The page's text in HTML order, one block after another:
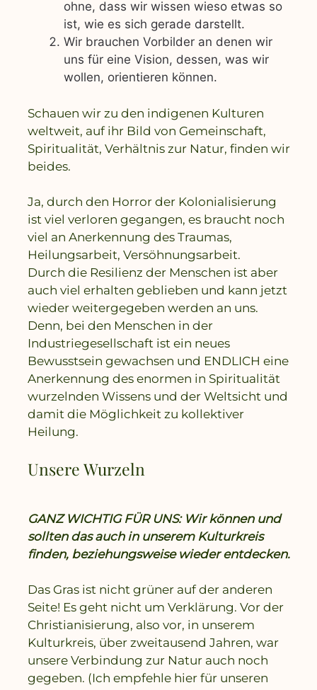
ohne, dass wir wissen wieso etwas so
ist, wie es sich gerade darstellt.
Wir brauchen Vorbilder an denen wir
uns für eine Vision, dessen, was wir
wollen, orientieren können.
Schauen wir zu den indigenen Kulturen
weltweit, auf ihr Bild von Gemeinschaft,
Spiritualität, Verhältnis zur Natur, finden wir
beides.
Ja, durch den Horror der Kolonialisierung
ist viel verloren gegangen, es braucht noch
viel an Anerkennung des Traumas,
Heilungsarbeit, Versöhnungsarbeit.
Durch die Resilienz der Menschen ist aber
auch viel erhalten geblieben und kann jetzt
wieder weitergegeben werden an uns.
Denn, bei den Menschen in der
Industriegesellschaft ist ein neues
Bewusstsein gewachsen und ENDLICH eine
Anerkennung des enormen in Spiritualität
wurzelnden Wissens und der Weltsicht und
damit die Möglichkeit zu kollektiver
Heilung.
Unsere Wurzeln
GANZ WICHTIG FÜR UNS: Wir können und
sollten das auch in unserem Kulturkreis
finden, beziehungsweise wieder entdecken.
Das Gras ist nicht grüner auf der anderen
Seite! Es geht nicht um Verklärung. Vor der
Christianisierung, also vor, in unserem
Kulturkreis, über zweitausend Jahren, war
unsere Verbindung zur Natur auch noch
gegeben. (Ich empfehle hier für unseren